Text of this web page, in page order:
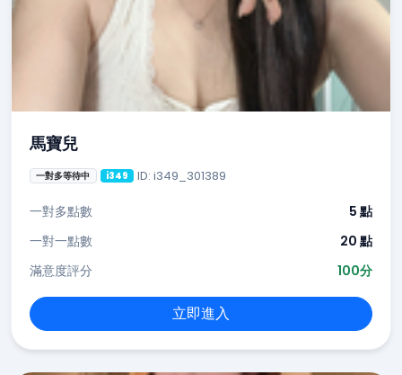
馬寶兒
一對多等待中 i349 ID: i349_301389
一對多點數
5 點
一對一點數
20 點
滿意度評分
100分
立即進入